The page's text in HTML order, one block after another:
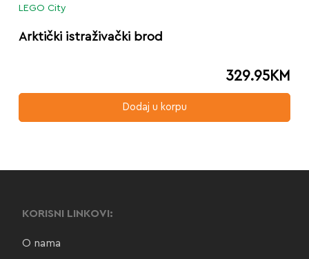
LEGO City
Arktički istraživački brod
329.95KM
Dodaj u korpu
KORISNI LINKOVI:
O nama